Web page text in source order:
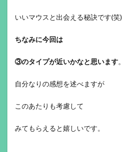
いいマウスと出会える秘訣です(笑)
ちなみに今回は
③のタイプが近いかなと思います。
自分なりの感想を述べますが
このあたりも考慮して
みてもらえると嬉しいです。